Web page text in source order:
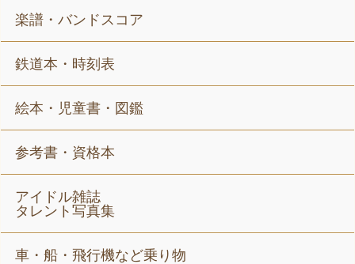
楽譜・バンドスコア
鉄道本・時刻表
絵本・児童書・図鑑
参考書・資格本
アイドル雑誌
タレント写真集
車・船・飛行機など乗り物